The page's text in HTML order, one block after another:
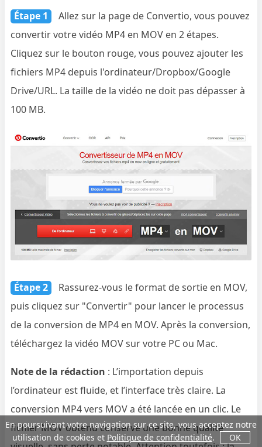
Étape 1
Allez sur la page de Convertio, vous pouvez
convertir votre vidéo MP4 en MOV en 2 étapes.
Cliquez sur le bouton rouge, vous pouvez ajouter les
fichiers MP4 depuis l'ordinateur/Dropbox/Google
Drive/URL. La taille de la vidéo ne doit pas dépasser à
100 MB.
Étape 2
Rassurez-vous le format de sortie en MOV,
puis cliquez sur "Convertir" pour lancer le processus
de la conversion de MP4 en MOV. Après la conversion,
téléchargez la vidéo MOV sur votre PC ou Mac.
Note de la rédaction : L’importation depuis
l’ordinateur est fluide, et l’interface très claire. La
conversion MP4 vers MOV a été lancée en un clic. Le
fichier MOV obtenu conserve une bonne qualité
En poursuivant votre navigation sur ce site, vous acceptez notre
utilisation de cookies et Politique de confidentialité. OK